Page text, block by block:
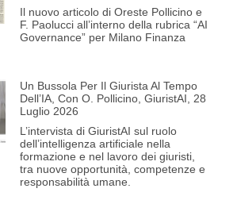
Il nuovo articolo di Oreste Pollicino e
F. Paolucci all’interno della rubrica “AI
Governance” per Milano Finanza
Un Bussola Per Il Giurista Al Tempo
Dell’IA, Con O. Pollicino, GiuristAI, 28
Luglio 2026
L’intervista di GiuristAI sul ruolo
dell’intelligenza artificiale nella
formazione e nel lavoro dei giuristi,
tra nuove opportunità, competenze e
responsabilità umane.